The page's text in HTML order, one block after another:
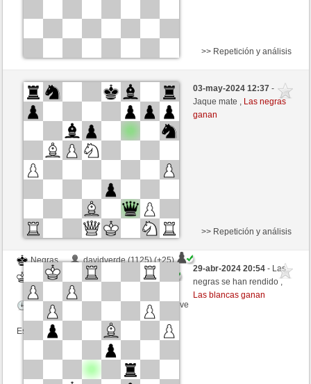
Negras
Dany69 (1108) (-13)
Blancas
Agopino (1163) (+20)
Tiempo: 6 minutes/side + 3 seconds/move
Esta partida es por puntos
>> Repetición y análisis
03-may-2024 12:37-
Jaque mate , Las negras
ganan
Negras
davidverde (1125) (+25)
Blancas
Agopino (1182) (-19)
Tiempo: 4 minutes/side + 5 seconds/move
Esta partida es por puntos
>> Repetición y análisis
29-abr-2024 20:54- Las
negras se han rendido ,
Las blancas ganan